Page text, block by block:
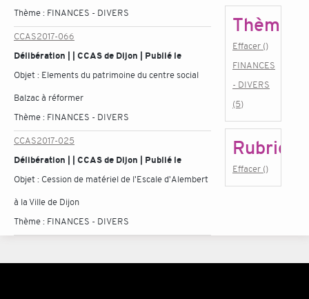
Thème : FINANCES - DIVERS
CCAS2017-066
Délibération | | CCAS de Dijon | Publié le
Objet : Elements du patrimoine du centre social
Balzac à réformer
Thème : FINANCES - DIVERS
CCAS2017-025
Délibération | | CCAS de Dijon | Publié le
Objet : Cession de matériel de l'Escale d'Alembert
à la Ville de Dijon
Thème : FINANCES - DIVERS
Thème
Effacer ()
FINANCES
- DIVERS
(5)
Rubrique
Effacer ()